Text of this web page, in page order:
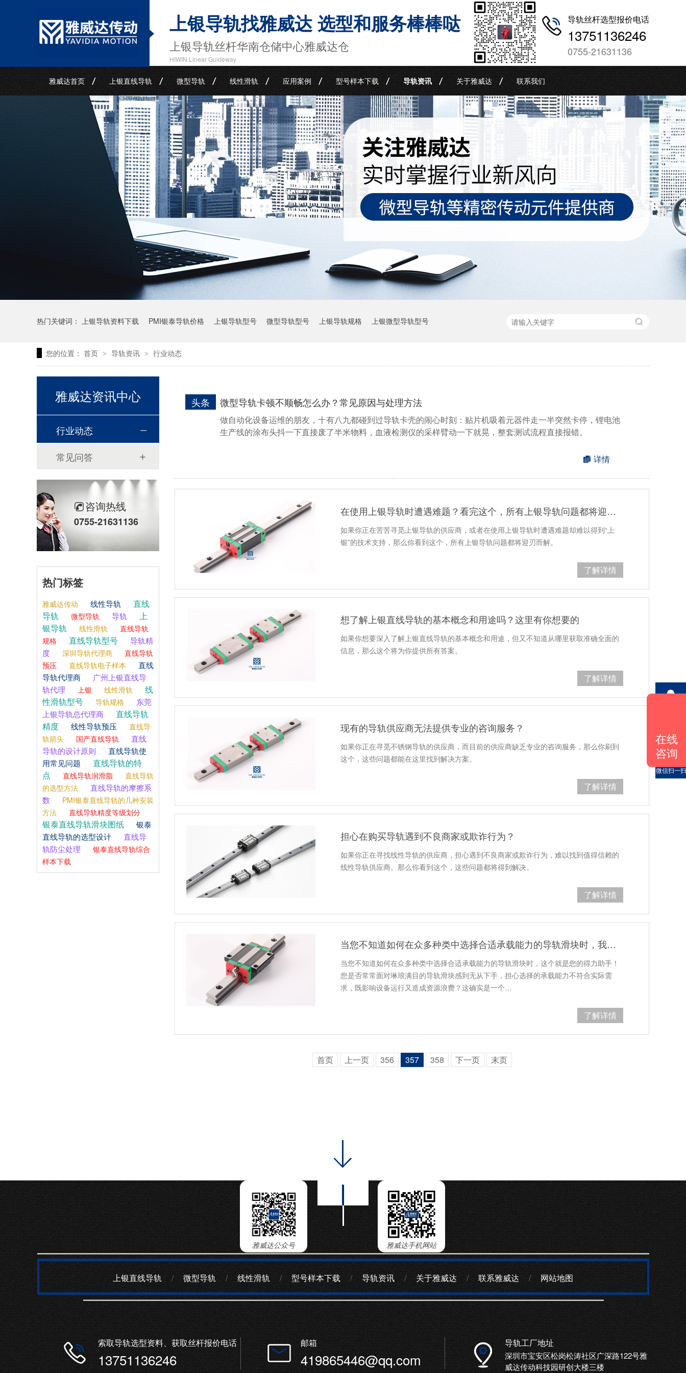
上银导轨找雅威达 选型和服务棒棒哒
上银导轨丝杆华南仓储中心雅威达仓
HIWIN Linear Guideway
导轨丝杆选型报价电话
13751136246
0755-21631136
雅威达首页 上银直线导轨 微型导轨 线性滑轨 应用案例 型号样本下载 导轨资讯 关于雅威达 联系我们
热门关键词： 上银导轨资料下载 PMI银泰导轨价格 上银导轨型号 微型导轨型号 上银导轨规格 上银微型导轨型号
您的位置： 首页 > 导轨资讯 > 行业动态
微型导轨卡顿不顺畅怎么办？常见原因与处理方法
头条
做自动化设备运维的朋友，十有八九都碰到过导轨卡壳的闹心时刻：贴片机吸着元器件走一半突然卡停，锂电池
生产线的涂布头抖一下直接废了半米物料，血液检测仪的采样臂动一下就晃，整套测试流程直接报错。
详情
在使用上银导轨时遭遇难题？看完这个，所有上银导轨问题都将迎刃而解
如果你正在苦苦寻觅上银导轨的供应商，或者在使用上银导轨时遭遇难题却难以得到“上
银”的技术支持，那么你看到这个，所有上银导轨问题都将迎刃而解。
了解详情
想了解上银直线导轨的基本概念和用途吗？这里有你想要的
如果你想要深入了解上银直线导轨的基本概念和用途，但又不知道从哪里获取准确全面的
信息，那么这个将为你提供所有答案。
了解详情
现有的导轨供应商无法提供专业的咨询服务？
如果你正在寻觅不锈钢导轨的供应商，而目前的供应商缺乏专业的咨询服务，那么你刷到
这个，这些问题都能在这里找到解决方案。
了解详情
担心在购买导轨遇到不良商家或欺诈行为？
如果你正在寻找线性导轨的供应商，担心遇到不良商家或欺诈行为，难以找到值得信赖的
线性导轨供应商。那么你看到这个，这些问题都将得到解决。
了解详情
当您不知道如何在众多种类中选择合适承载能力的导轨滑块时，我们就是您的得力助手
当您不知道如何在众多种类中选择合适承载能力的导轨滑块时，这个就是您的得力助手！
您是否常常面对琳琅满目的导轨滑块感到无从下手，担心选择的承载能力不符合实际需
求，既影响设备运行又造成资源浪费？这确实是一个…
了解详情
首页 上一页 356 357 358 下一页 末页
雅威达资讯中心
行业动态
常见问答
咨询热线
0755-21631136
热门标签
雅威达传动 线性导轨
直线
导轨
微型导轨 导轨
上
银导轨
线性滑轨
直线导轨
规格
直线导轨型号
导轨精
度
深圳导轨代理商
直线导轨
预压
直线导轨电子样本
直线
导轨代理商
广州上银直线导
轨代理
上银 线性滑轨
线
性滑轨型号
导轨规格
东莞
上银导轨总代理商
直线导轨
精度
线性导轨预压
直线导
轨箭头
国产直线导轨
直线
导轨的设计原则
直线导轨使
用常见问题
直线导轨的特
点
直线导轨润滑脂
直线导轨
的选型方法
直线导轨的摩擦系
数
PMI银泰直线导轨的几种安装
方法
直线导轨精度等级划分
银泰直线导轨滑块图纸
银泰
直线导轨的选型设计
直线导
轨防尘处理
银泰直线导轨综合
样本下载
雅威达手机网站
雅威达公众号
上银直线导轨 / 微型导轨 / 线性滑轨 / 型号样本下载 / 导轨资讯 / 关于雅威达 / 联系雅威达 / 网站地图
索取导轨选型资料、获取丝杆报价电话
13751136246
邮箱
419865446@qq.com
导轨工厂地址
深圳市宝安区松岗松涛社区广深路122号雅
威达传动科技园研创大楼三楼
咨询电话
微信扫一扫
在线
咨询